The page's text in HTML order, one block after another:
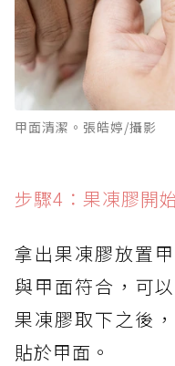
甲面清潔。張皓婷/攝影
步驟4：果凍膠開
拿出果凍膠放置
與甲面符合，可
果凍膠取下之後
貼於甲面。